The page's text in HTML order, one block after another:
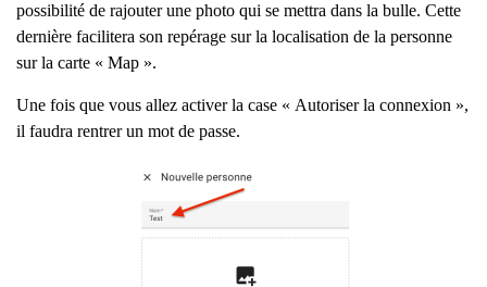
possibilité de rajouter une photo qui se mettra dans la bulle. Cette
dernière facilitera son repérage sur la localisation de la personne
sur la carte « Map ».
Une fois que vous allez activer la case « Autoriser la connexion »,
il faudra rentrer un mot de passe.